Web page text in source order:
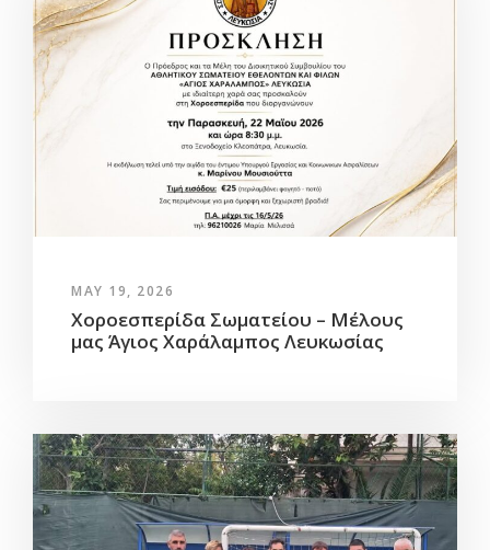
MAY 19, 2026
Χοροεσπερίδα Σωματείου – Μέλους
μας Άγιος Χαράλαμπος Λευκωσίας